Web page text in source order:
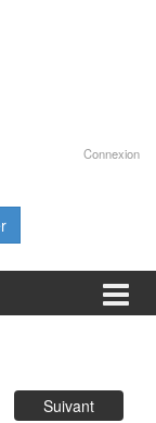
Connexion
Suivant